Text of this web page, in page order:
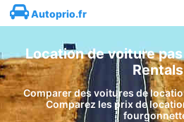
Autoprio.fr
Location de voiture
Rentals
Comparer des voitures de
Comparez les prix de